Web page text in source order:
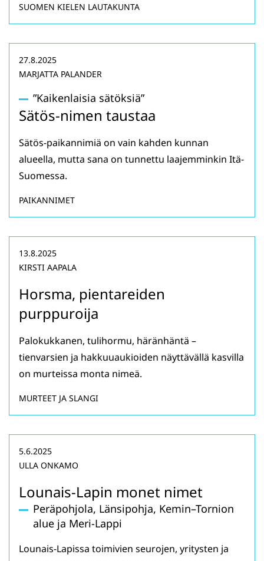
SUOMEN KIELEN LAUTAKUNTA
”Kaikenlaisia sätöksiä”
Sätös-nimen taustaa
27.8.2025
MARJATTA PALANDER
Sätös-paikannimiä on vain kahden kunnan
alueella, mutta sana on tunnettu laajemminkin Itä-
Suomessa.
PAIKANNIMET
Horsma, pientareiden
purppuroija
13.8.2025
KIRSTI AAPALA
Palokukkanen, tulihormu, häränhäntä –
tienvarsien ja hakkuuaukioiden näyttävällä kasvilla
on murteissa monta nimeä.
MURTEET JA SLANGI
Lounais-Lapin monet nimet
Peräpohjola, Länsipohja, Kemin–Tornion
alue ja Meri-Lappi
5.6.2025
ULLA ONKAMO
Lounais-Lapissa toimivien seurojen, yritysten ja